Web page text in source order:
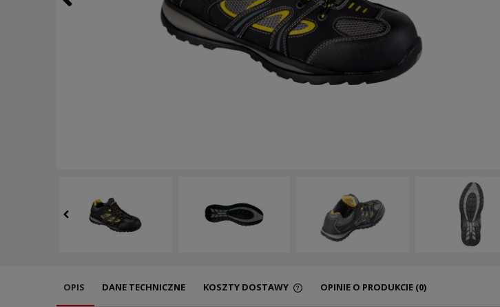
OPIS DANE TECHNICZNE KOSZTY DOSTAWY OPINIE O PRODUKCIE (0)